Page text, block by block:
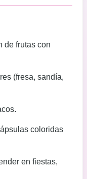
de frutas con
(fresa, sandía,
coloridas
en fiestas,